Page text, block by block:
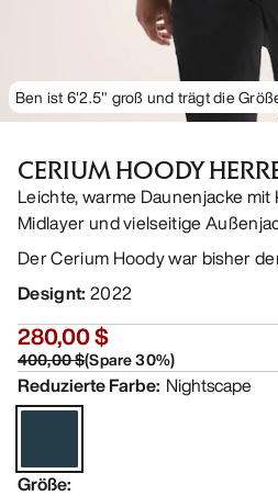
Ben ist 6'2.5" groß und trägt die
CERIUM HOODY
Leichte, warme Daunenjacke mit
Midlayer und vielseitige
Der Cerium Hoody war bisher
Designt: 2022
280,00 $
400,00 $(Spare30%)
Reduzierte Farbe: Nightscape
Größe: